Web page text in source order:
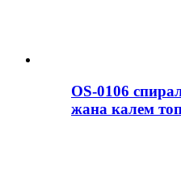
OS-0106
жана калем